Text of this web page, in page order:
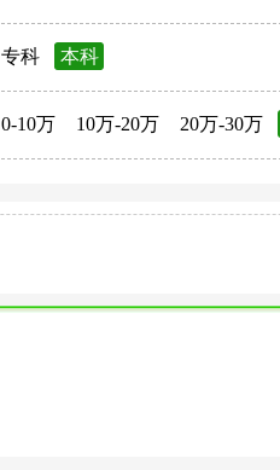
专科 本科
0-10万 10万-20万 20万-30万